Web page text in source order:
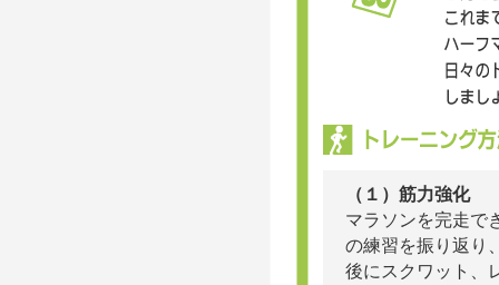
（１）筋力強化
マラソンを完走で
の練習を振り返り
後にスクワット、